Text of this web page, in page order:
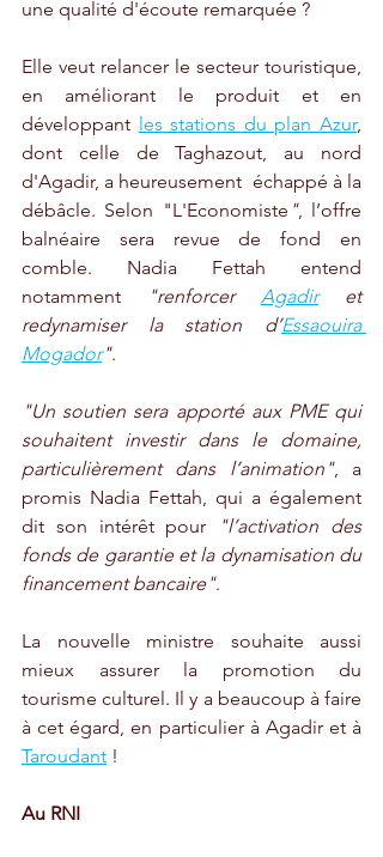
une qualité d'écoute remarquée ?
Elle veut relancer le secteur touristique,
en améliorant le produit et en
développant les stations du plan Azur,
dont celle de Taghazout, au nord
d'Agadir, a heureusement  échappé à la
débâcle. Selon "L'Economiste ", l’offre
balnéaire sera revue de fond en
comble. Nadia Fettah entend
notamment
"renforcer Agadir et
redynamiser la station d’Essaouira
Mogador".
"Un soutien sera apporté aux PME qui
souhaitent investir dans le domaine,
particulièrement dans l’animation", a
promis Nadia Fettah, qui a également
dit son intérêt pour
"l’activation des
fonds de garantie et la dynamisation du
financement bancaire".
La nouvelle ministre souhaite aussi
mieux assurer la promotion du
tourisme culturel. Il y a beaucoup à faire
Taroudant !
Au RNI